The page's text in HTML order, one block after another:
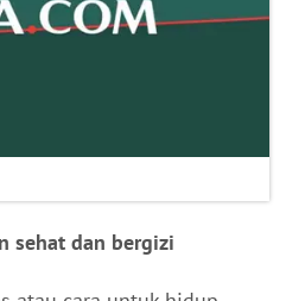
sehat dan bergizi